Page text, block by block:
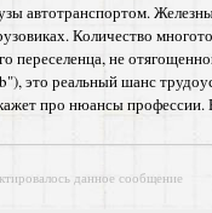
автотранспортом.
Количество
переселенца, не
это реальный шанс
про нюансы
данное сообщение